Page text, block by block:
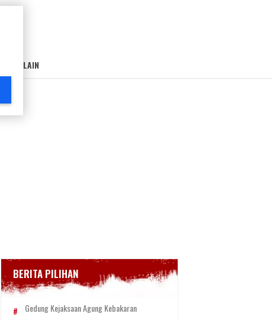
LAIN-LAIN
BERITA PILIHAN
Gedung Kejaksaan Agung Kebakaran